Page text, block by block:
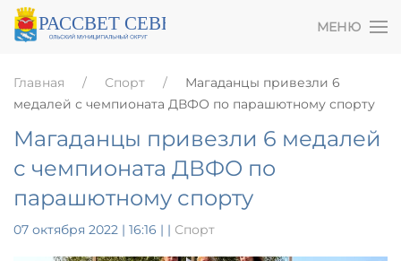
МЕНЮ
Главная Спорт
Магаданцы привезли 6
медалей с чемпионата ДВФО по парашютному спорту
Магаданцы привезли 6 медалей
с чемпионата ДВФО по
парашютному спорту
07 октября 2022 | 16:16 | | Спорт